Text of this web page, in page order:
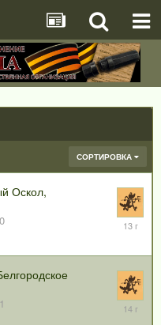
СОРТИРОВКА
Оскол,